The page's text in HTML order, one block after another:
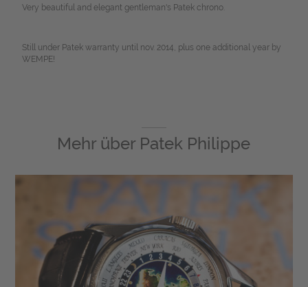
Very beautiful and elegant gentleman's Patek chrono.
Still under Patek warranty until nov. 2014, plus one additional year by
WEMPE!
Mehr über Patek Philippe